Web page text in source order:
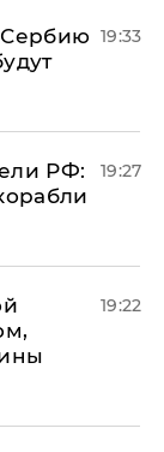
19:33
РФ:
19:27
19:22